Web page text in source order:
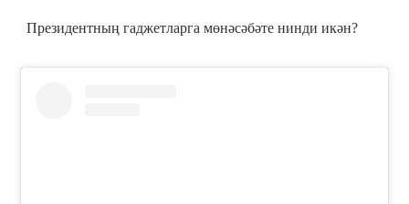
Президентның гаджетларга мөнәсәбәте нинди икән?